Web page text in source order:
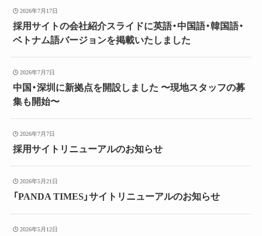
2026年7月17日
採用サイトの会社紹介スライドに英語・中国語・韓国語・
ベトナム語バージョンを掲載いたしました
2026年7月7日
中国・深圳に新拠点を開設しました 〜現地スタッフの募
集も開始〜
2026年7月7日
採用サイトリニューアルのお知らせ
2026年5月21日
「PANDA TIMES」サイトリニューアルのお知らせ
2026年5月12日